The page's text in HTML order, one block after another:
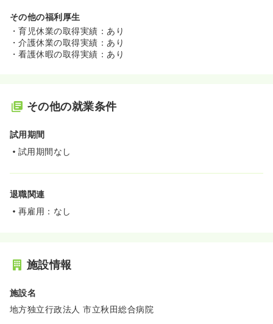
その他の福利厚生
・育児休業の取得実績：あり
・介護休業の取得実績：あり
・看護休暇の取得実績：あり
その他の就業条件
試用期間
試用期間なし
退職関連
再雇用：なし
施設情報
施設名
地方独立行政法人 市立秋田総合病院